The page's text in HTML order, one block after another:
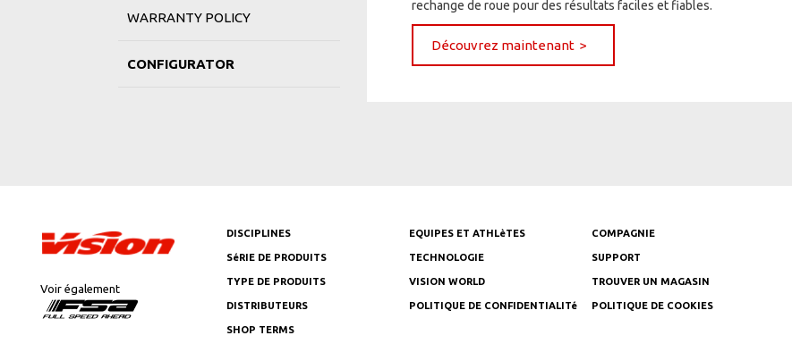
WARRANTY POLICY
CONFIGURATOR
rechange de roue pour des résultats faciles et fiables.
Découvrez maintenant
Voir également
DISCIPLINES EQUIPES ET ATHLèTES COMPAGNIE
SéRIE DE PRODUITS TECHNOLOGIE SUPPORT
TYPE DE PRODUITS VISION WORLD TROUVER UN MAGASIN
DISTRIBUTEURS POLITIQUE DE CONFIDENTIALITé POLITIQUE DE COOKIES
SHOP TERMS